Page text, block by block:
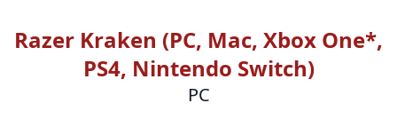
Razer Kraken (PC, Mac, Xbox One*,
PS4, Nintendo Switch)
PC